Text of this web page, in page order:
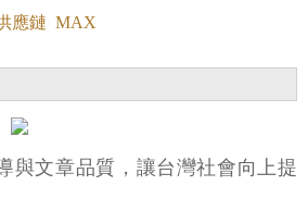
應鏈 MAX
與文章品質，讓台灣社會向上提